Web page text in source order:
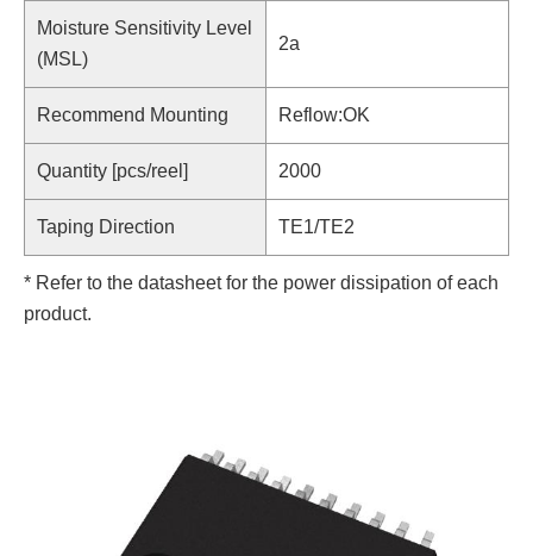
Moisture Sensitivity Level
(MSL)
2a
Recommend Mounting Reflow:OK
Quantity [pcs/reel] 2000
Taping Direction TE1/TE2
* Refer to the datasheet for the power dissipation of each
product.